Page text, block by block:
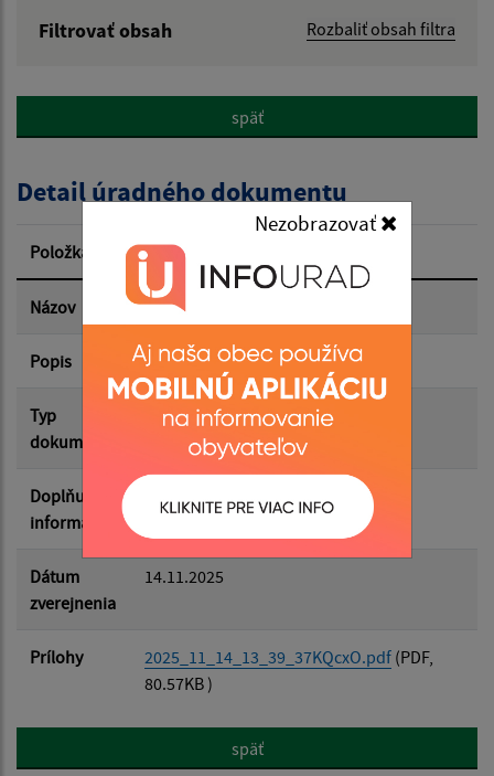
Nezobrazovať
Filtrovať obsah Rozbaliť obsah filtra
Popis:
Dátum zverejnenia od:
Dátum zverejnenia do:
Filtrovať Reset
späť
Detail úradného dokumentu
Položka Informácia
Názov Pozvánka na 28. zasadnutie OZ
Popis
Typ
dokumentu
Zasadnutia OZ
Doplňujúce
informácie
Dátum
zverejnenia
14.11.2025
Prílohy 2025_11_14_13_39_37KQcxO.pdf (PDF,
80.57KB )
späť